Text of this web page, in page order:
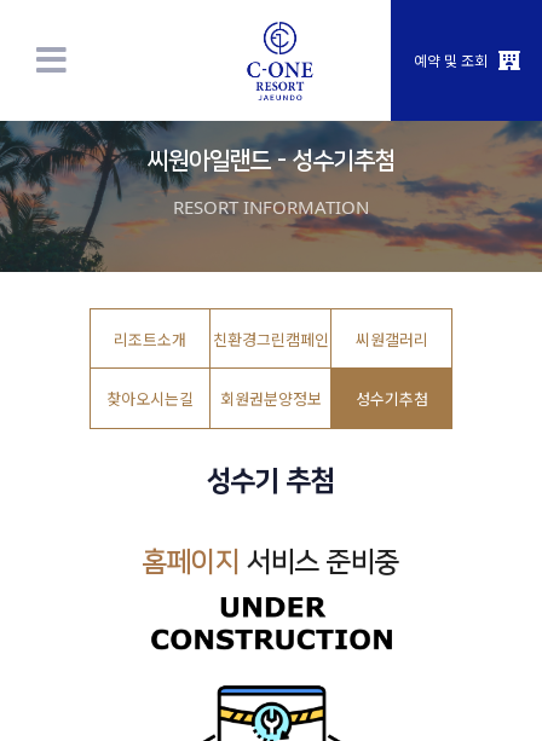
예약 및 조회
씨원아일랜드 - 성수기추첨
RESORT INFORMATION
리조트소개 친환경그린캠페인 씨원갤러리
찾아오시는길 회원권분양정보 성수기추첨
성수기 추첨
홈페이지 서비스 준비중